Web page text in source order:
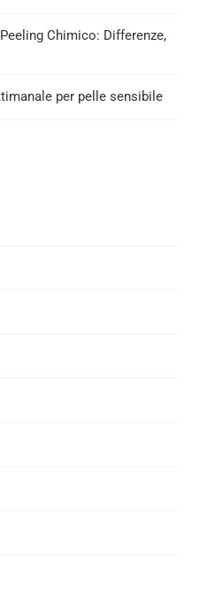
Chimico: Differenze,
per pelle sensibile